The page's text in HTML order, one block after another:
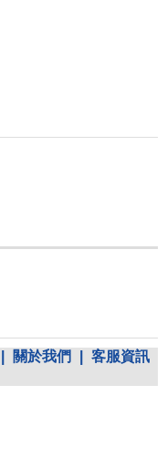
關於我們
客服資訊